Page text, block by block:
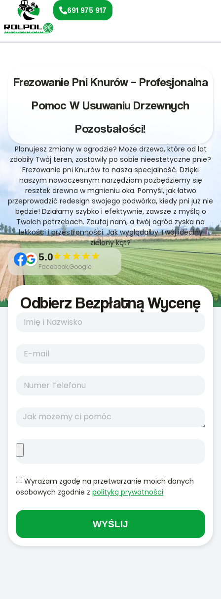
691 975 917
Frezowanie Pni Knurów – Profesjonalna
Pomoc W Usuwaniu Drzewnych
Pozostałości!
Planujesz zmiany w ogrodzie? Może drzewa, które od lat
zdobiły Twój teren, zostawiły po sobie nieestetyczne pnie?
Frezowanie pni Knurów to nasza specjalność. Dzięki
naszym nowoczesnym narzędziom pozbędziemy się
resztek drewna w mgnieniu oka. Pomyśl, jak łatwo
przeprowadzić redesign swojego podwórka, kiedy pni już nie
będzie! Działamy szybko i efektywnie, zawsze z myślą o
Twoich potrzebach. Zaufaj nam, a twój ogród zyska na
lekkości i przestronności. Jak wyglądałby Twój idealny
zielony kąt?
5.0
Facebook,Google
Odbierz Bezpłatną Wycenę
Wyrażam zgodę na przetwarzanie moich danych
osobowych zgodnie z polityką prywatności
WYŚLIJ